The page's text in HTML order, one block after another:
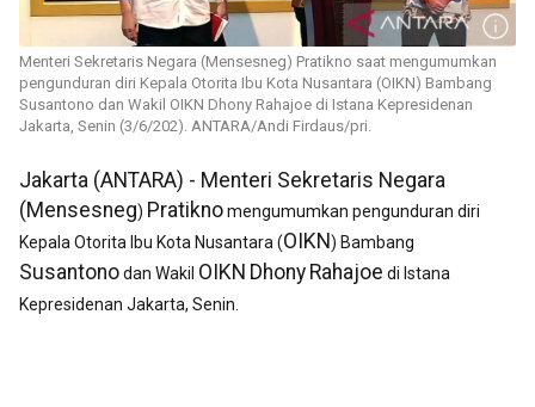
Menteri Sekretaris Negara (Mensesneg) Pratikno saat mengumumkan
pengunduran diri Kepala Otorita Ibu Kota Nusantara (OIKN) Bambang
Susantono dan Wakil OIKN Dhony Rahajoe di Istana Kepresidenan
Jakarta, Senin (3/6/202). ANTARA/Andi Firdaus/pri.
Jakarta (ANTARA) - Menteri Sekretaris Negara
(Mensesneg) Pratiknomengumumkan pengunduran diri
Kepala Otorita Ibu Kota Nusantara (OIKN) Bambang
Susantonodan Wakil OIKN Dhony Rahajoe di Istana
Kepresidenan Jakarta, Senin.